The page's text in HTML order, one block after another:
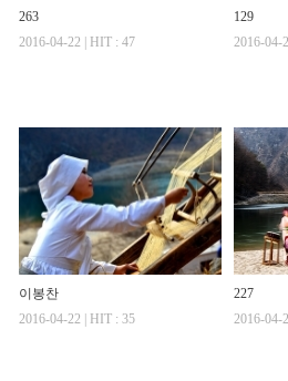
263
2016-04-22 | HIT : 47
129
2016-04-
이봉찬
2016-04-22 | HIT : 35
227
2016-04-